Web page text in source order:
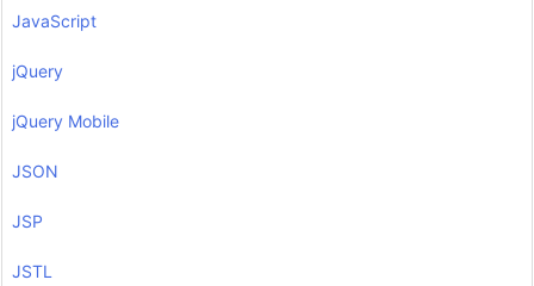
JavaScript
jQuery
jQuery Mobile
JSON
JSP
JSTL